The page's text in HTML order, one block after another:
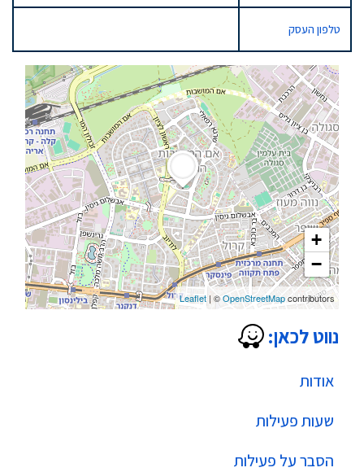
אודות
שעות פעילות
הסבר על פעילות
+
−
Leaflet | ©OpenStreetMapcontributors
נווט לכאן:
טלפון העסק